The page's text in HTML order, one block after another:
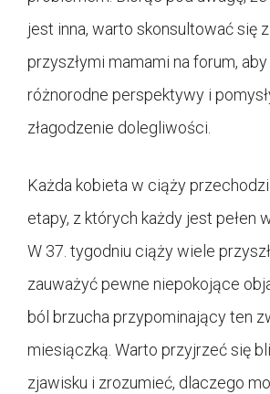
jest inna, warto skonsultować się
przyszłymi mamami na forum,
różnorodne perspektywy i
złagodzenie dolegliwości.
Każda kobieta w ciąży
etapy, z których każdy jest pełen
W 37. tygodniu ciąży wiele
zauważyć pewne niepokojące
ból brzucha przypominający ten
miesiączką. Warto przyjrzeć się
zjawisku i zrozumieć, dlaczego